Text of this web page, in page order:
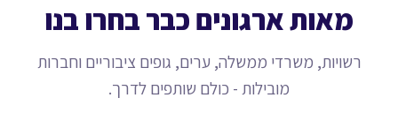
מאות ארגונים כבר בחרו בנו
רשויות, משרדי ממשלה, ערים, גופים ציבוריים וחברות
מובילות - כולם שותפים לדרך.